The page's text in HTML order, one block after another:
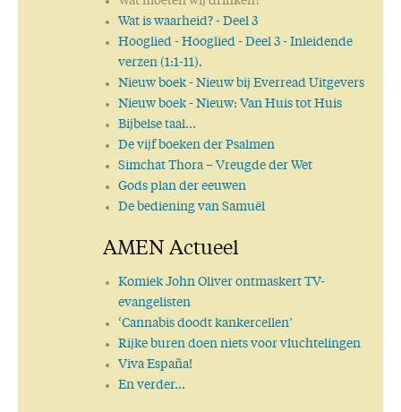
Wat is waarheid?- Deel 3
Hooglied- Hooglied - Deel 3 - Inleidende
verzen (1:1-11).
Nieuw boek- Nieuw bij Everread Uitgevers
Nieuw boek- Nieuw: Van Huis tot Huis
Bijbelse taal...
De vijf boeken der Psalmen
Simchat Thora – Vreugde der Wet
Gods plan der eeuwen
De bediening van Samuël
AMEN Actueel
Komiek John Oliver ontmaskert TV-
evangelisten
‘Cannabis doodt kankercellen’
Rijke buren doen niets voor vluchtelingen
Viva España!
En verder...